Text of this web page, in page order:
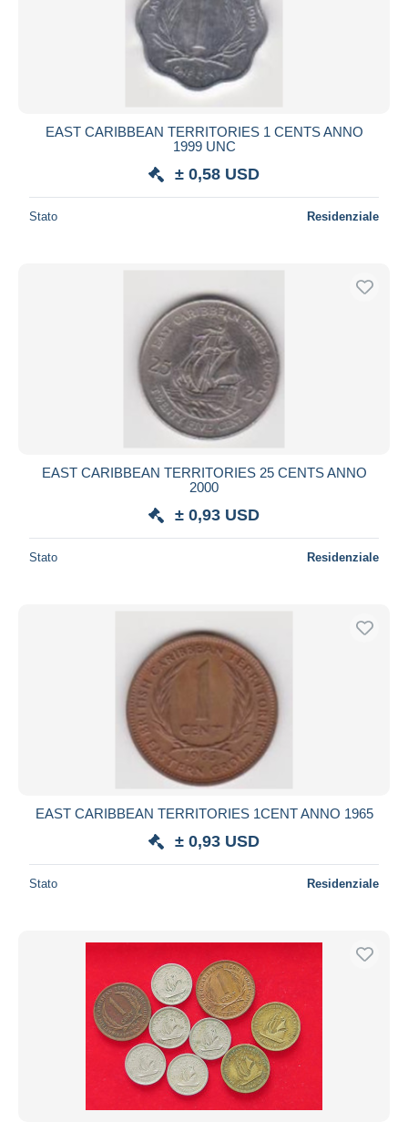
EAST CARIBBEAN TERRITORIES 1 CENTS ANNO
1999 UNC
± 0,58 USD
Stato Residenziale
EAST CARIBBEAN TERRITORIES 25 CENTS ANNO
2000
± 0,93 USD
Stato Residenziale
EAST CARIBBEAN TERRITORIES 1CENT ANNO 1965
± 0,93 USD
Stato Residenziale